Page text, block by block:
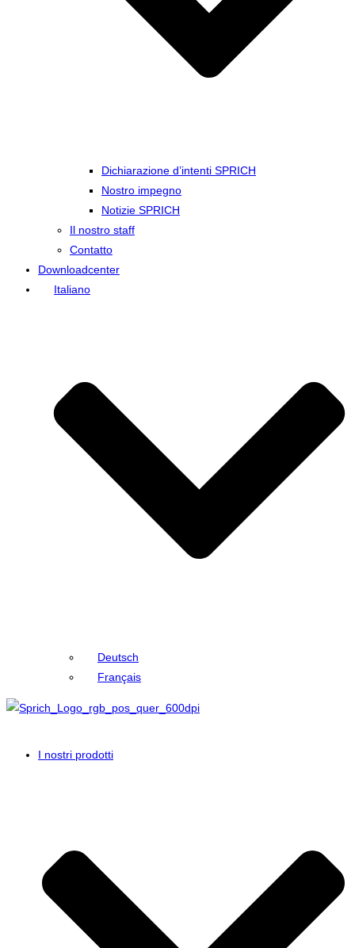
Dichiarazione d’intenti SPRICH
Nostro impegno
Notizie SPRICH
Il nostro staff
Contatto
Downloadcenter
Italiano
Deutsch
Français
I nostri prodotti